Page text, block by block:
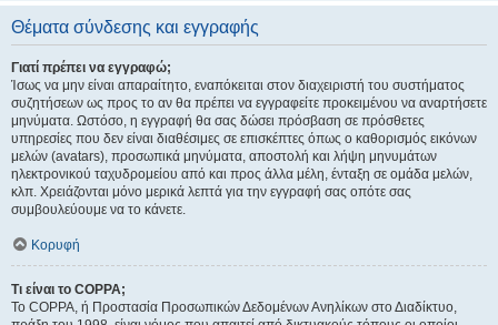
Θέματα σύνδεσης και εγγραφής
Γιατί πρέπει να εγγραφώ;
Ίσως να μην είναι απαραίτητο, εναπόκειται στον διαχειριστή του συστήματος
συζητήσεων ως προς το αν θα πρέπει να εγγραφείτε προκειμένου να αναρτήσετε
μηνύματα. Ωστόσο, η εγγραφή θα σας δώσει πρόσβαση σε πρόσθετες
υπηρεσίες που δεν είναι διαθέσιμες σε επισκέπτες όπως ο καθορισμός εικόνων
μελών (avatars), προσωπικά μηνύματα, αποστολή και λήψη μηνυμάτων
ηλεκτρονικού ταχυδρομείου από και προς άλλα μέλη, ένταξη σε ομάδα μελών,
κλπ. Χρειάζονται μόνο μερικά λεπτά για την εγγραφή σας οπότε σας
συμβουλεύουμε να το κάνετε.
Κορυφή
Τι είναι το COPPA;
Το COPPA, ή Προστασία Προσωπικών Δεδομένων Ανηλίκων στο Διαδίκτυο,